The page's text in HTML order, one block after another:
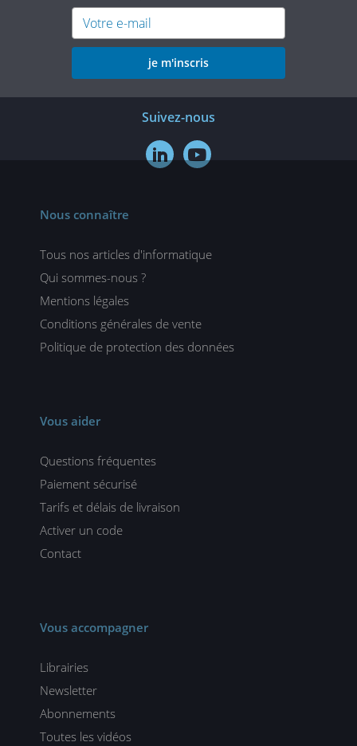
je m'inscris
Suivez-nous
 
Nous connaître
Tous nos articles d'informatique
Qui sommes-nous ?
Mentions légales
Conditions générales de vente
Politique de protection des données
Vous aider
Questions fréquentes
Paiement sécurisé
Tarifs et délais de livraison
Activer un code
Contact
Vous accompagner
Librairies
Newsletter
Abonnements
Toutes les vidéos